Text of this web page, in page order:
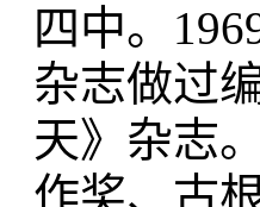
四中。
杂志做过
天》杂志
作奖、古